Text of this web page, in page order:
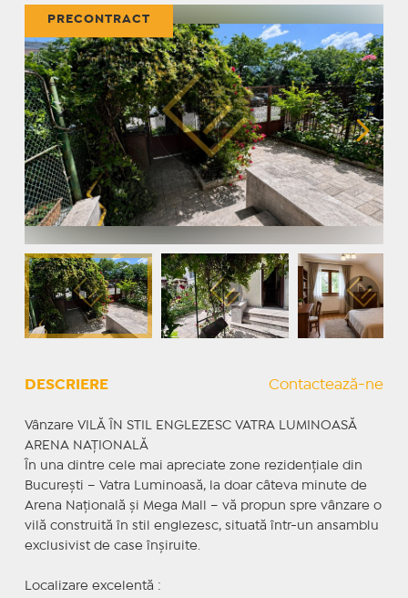
PRECONTRACT
DESCRIERE Contactează-ne
Vânzare VILĂ ÎN STIL ENGLEZESC VATRA LUMINOASĂ
ARENA NAȚIONALĂ
În una dintre cele mai apreciate zone rezidențiale din
București – Vatra Luminoasă, la doar câteva minute de
Arena Națională și Mega Mall – vă propun spre vânzare o
vilă construită în stil englezesc, situată într-un ansamblu
exclusivist de case înșiruite.
Localizare excelentă :